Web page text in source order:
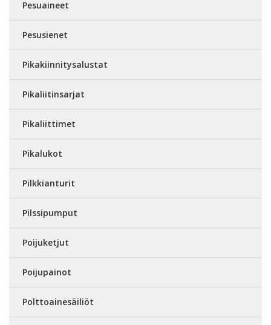
Pesuaineet
Pesusienet
Pikakiinnitysalustat
Pikaliitinsarjat
Pikaliittimet
Pikalukot
Pilkkianturit
Pilssipumput
Poijuketjut
Poijupainot
Polttoainesäiliöt